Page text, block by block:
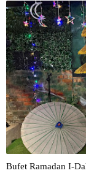
Bufet Ramadan I-